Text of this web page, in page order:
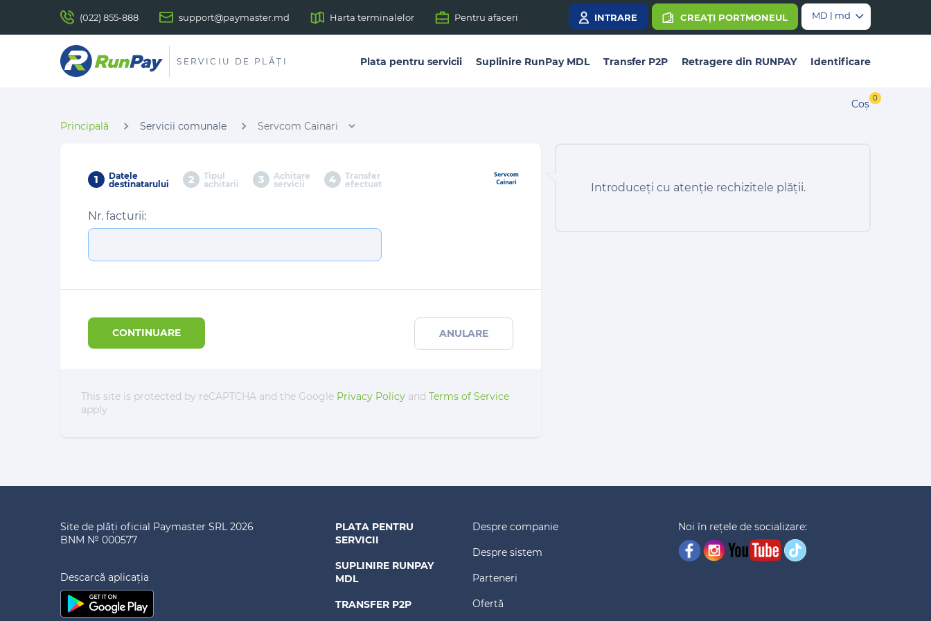
(022) 855-888 support@paymaster.md Harta terminalelor Pentru afaceri INTRARE CREAȚI PORTMONEUL MD | md
SERVICIU DE PLĂȚI Plata pentru servicii Suplinire RunPay MDL Transfer P2P Retragere din RUNPAY Identificare
Coș 0
Principală Servicii comunale Servcom Cainari
1
Datele
destinatarului
2
Tipul
achitarii
3
Achitare
servicii
4
Transfer
efectuat
Nr. facturii:
CONTINUARE ANULARE
This site is protected by reCAPTCHA and the Google Privacy Policy and Terms of Service
apply
Introduceți cu atenție rechizitele plății.
Site de plăți oficial Paymaster SRL 2026
BNM № 000577
Descarсă aplicația
PLATA PENTRU
SERVICII
SUPLINIRE RUNPAY
MDL
TRANSFER P2P
Despre companie
Despre sistem
Parteneri
Ofertă
Noi în rețele de socializare: